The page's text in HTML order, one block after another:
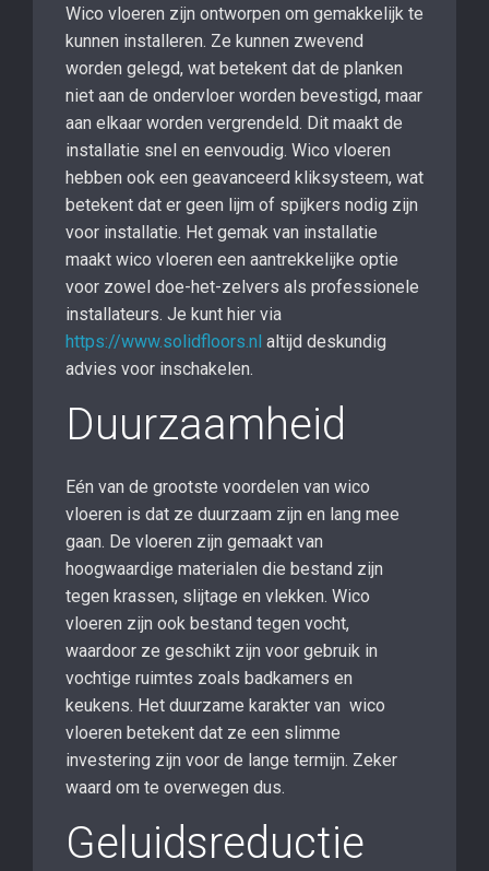
Wico vloeren zijn ontworpen om gemakkelijk te
kunnen installeren. Ze kunnen zwevend
worden gelegd, wat betekent dat de planken
niet aan de ondervloer worden bevestigd, maar
aan elkaar worden vergrendeld. Dit maakt de
installatie snel en eenvoudig. Wico vloeren
hebben ook een geavanceerd kliksysteem, wat
betekent dat er geen lijm of spijkers nodig zijn
voor installatie. Het gemak van installatie
maakt wico vloeren een aantrekkelijke optie
voor zowel doe-het-zelvers als professionele
installateurs. Je kunt hier via
https://www.solidfloors.nl altijd deskundig
advies voor inschakelen.
Duurzaamheid
Eén van de grootste voordelen van wico
vloeren is dat ze duurzaam zijn en lang mee
gaan. De vloeren zijn gemaakt van
hoogwaardige materialen die bestand zijn
tegen krassen, slijtage en vlekken. Wico
vloeren zijn ook bestand tegen vocht,
waardoor ze geschikt zijn voor gebruik in
vochtige ruimtes zoals badkamers en
keukens. Het duurzame karakter van wico
vloeren betekent dat ze een slimme
investering zijn voor de lange termijn. Zeker
waard om te overwegen dus.
Geluidsreductie